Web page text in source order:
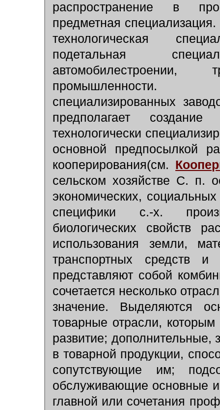
распространение в
предметная
технологическая
подетальная
автомобилестроении,
промышленности.
специализированных
предполагает
технологически
основной предпосылкой
кооперирования(см.
сельском хозяйстве С. п.
экономических,
специфики с.-х.
биологических свойств
использования земли,
транспортных средств и
представляют собой
сочетается несколько
значение. Выделяются
товарные отрасли,
развитие;
в товарной продукции,
сопутствующие им;
обслуживающие основные
главной или сочетания